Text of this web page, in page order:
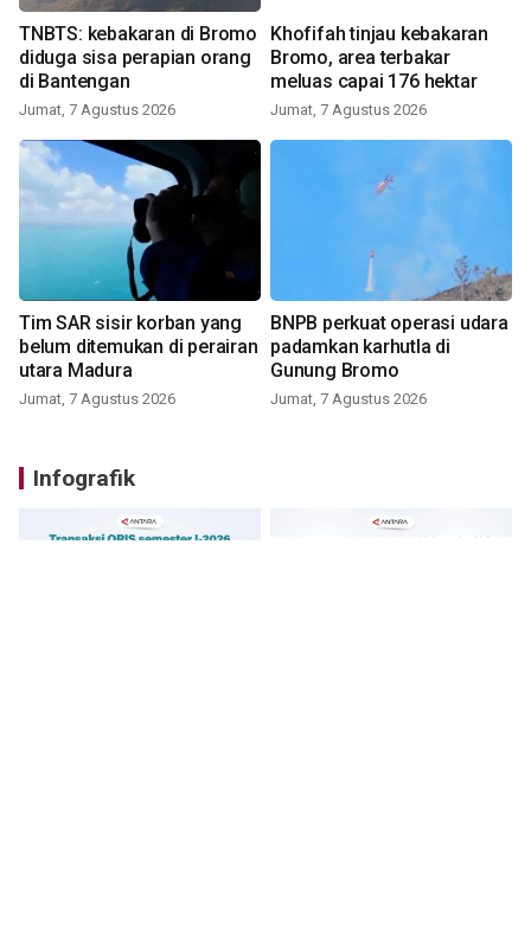
TNBTS: kebakaran di Bromo
diduga sisa perapian orang
di Bantengan
Jumat, 7 Agustus 2026
Khofifah tinjau kebakaran
Bromo, area terbakar
meluas capai 176 hektar
Jumat, 7 Agustus 2026
Tim SAR sisir korban yang
belum ditemukan di perairan
utara Madura
Jumat, 7 Agustus 2026
BNPB perkuat operasi udara
padamkan karhutla di
Gunung Bromo
Jumat, 7 Agustus 2026
Infografik